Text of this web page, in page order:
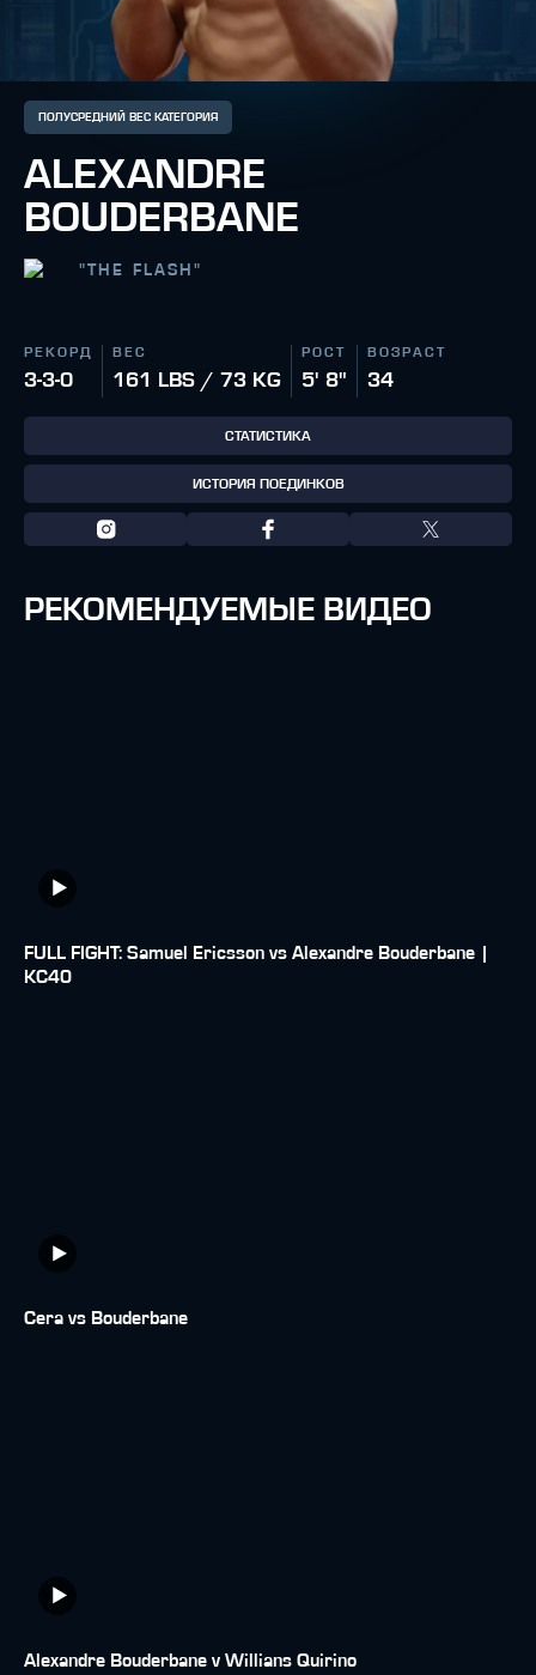
ПОЛУСРЕДНИЙ ВЕС КАТЕГОРИЯ
ALEXANDRE
BOUDERBANE
"THE FLASH"
РЕКОРД
3-3-0
ВЕС
161 LBS / 73 KG
РОСТ
5' 8"
ВОЗРАСТ
34
СТАТИСТИКА
ИСТОРИЯ ПОЕДИНКОВ
РЕКОМЕНДУЕМЫЕ ВИДЕО
FULL FIGHT: Samuel Ericsson vs Alexandre Bouderbane |
KC40
Cera vs Bouderbane
Alexandre Bouderbane v Willians Quirino